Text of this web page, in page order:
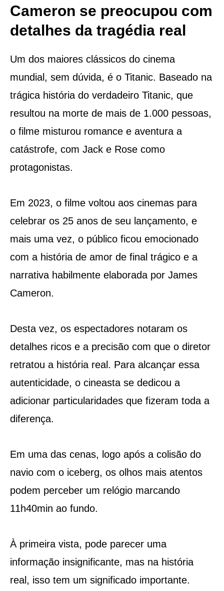
Cameron se preocupou com
detalhes da tragédia real
Um dos maiores clássicos do cinema
mundial, sem dúvida, é o Titanic. Baseado na
trágica história do verdadeiro Titanic, que
resultou na morte de mais de 1.000 pessoas,
o filme misturou romance e aventura a
catástrofe, com Jack e Rose como
protagonistas.
Em 2023, o filme voltou aos cinemas para
celebrar os 25 anos de seu lançamento, e
mais uma vez, o público ficou emocionado
com a história de amor de final trágico e a
narrativa habilmente elaborada por James
Cameron.
Desta vez, os espectadores notaram os
detalhes ricos e a precisão com que o diretor
retratou a história real. Para alcançar essa
autenticidade, o cineasta se dedicou a
adicionar particularidades que fizeram toda a
diferença.
Em uma das cenas, logo após a colisão do
navio com o iceberg, os olhos mais atentos
podem perceber um relógio marcando
11h40min ao fundo.
À primeira vista, pode parecer uma
informação insignificante, mas na história
real, isso tem um significado importante.